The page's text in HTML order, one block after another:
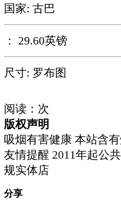
国家: 古巴
： 29.60英镑
尺寸: 罗布图
阅读： 次
版权声明
吸烟有害健康 本站含
友情提醒 2011年起公
规实体店
分享